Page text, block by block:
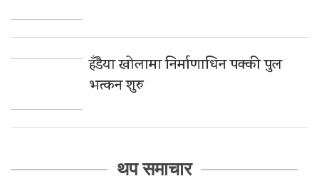
हँडैया खोलामा निर्माणाधिन पक्की पुल
भत्कन शुरु
थप समाचार